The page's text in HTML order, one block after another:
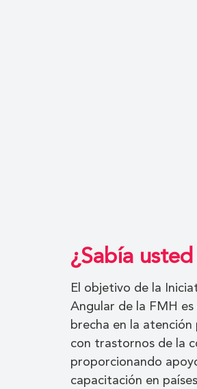
¿Sabía
El objetivo de la
Angular de la FMH es
brecha en la atención
con trastornos de la
proporcionando
capacitación en